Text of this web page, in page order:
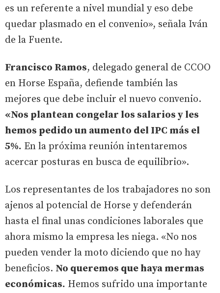
es un referente a nivel mundial y eso debe
quedar plasmado en el convenio», señala Iván
de la Fuente.
Francisco Ramos, delegado general de CCOO
en Horse España, defiende también las
mejores que debe incluir el nuevo convenio.
«Nos plantean congelar los salarios y les
hemos pedido un aumento del IPC más el
5%. En la próxima reunión intentaremos
acercar posturas en busca de equilibrio».
Los representantes de los trabajadores no son
ajenos al potencial de Horse y defenderán
hasta el final unas condiciones laborales que
ahora mismo la empresa les niega. «No nos
pueden vender la moto diciendo que no hay
beneficios. No queremos que haya mermas
económicas. Hemos sufrido una importante